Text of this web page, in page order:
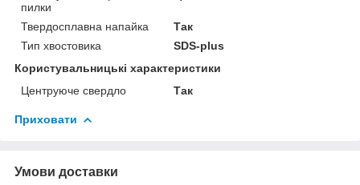
пилки
Твердосплавна напайка
Так
Тип хвостовика
SDS-plus
Користувальницькі характеристики
Центруюче свердло
Так
Приховати
Умови доставки